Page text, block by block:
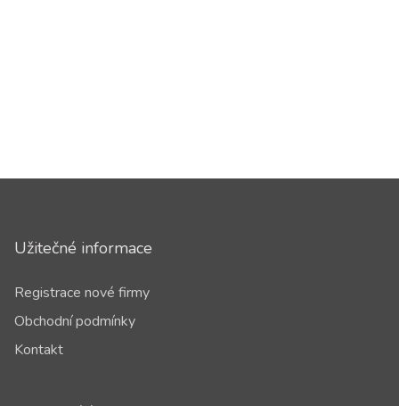
Užitečné informace
Registrace nové firmy
Obchodní podmínky
Kontakt